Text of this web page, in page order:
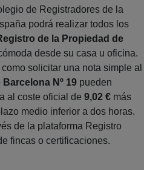
de Registradores de la
podrá realizar todos los
de la Propiedad de
desde su casa u oficina.
solicitar una nota simple al
Nº 19 pueden
al coste oficial de 9,02 € más
medio inferior a dos horas.
de la plataforma Registro
fincas o certificaciones.